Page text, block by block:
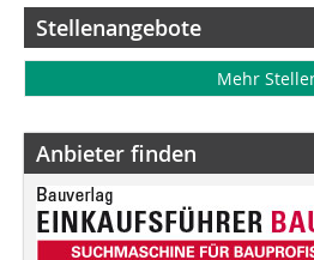
Stellenangebote
Mehr
Anbieter finden